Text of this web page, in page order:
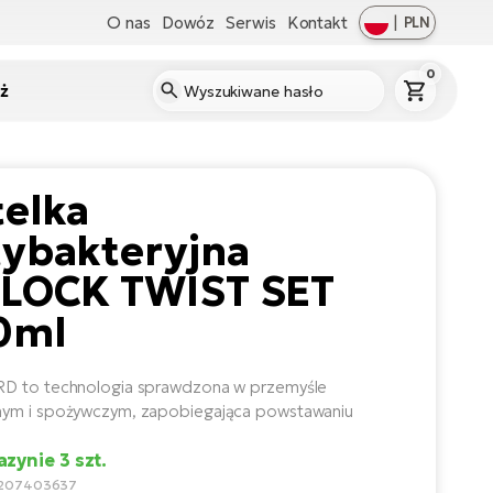
O nas Dowóz Serwis Kontakt | PLN
0
TWIST SET
to technologia sprawdzona w przemyśle
i spożywczym, zapobiegająca powstawaniu
3 szt.